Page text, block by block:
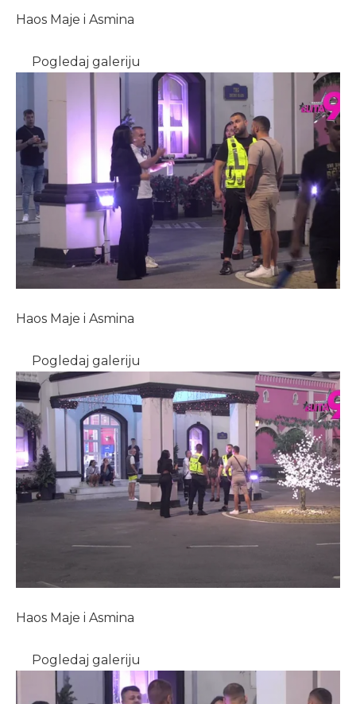
Haos Maje i Asmina
Pogledaj galeriju
Haos Maje i Asmina
Pogledaj galeriju
Haos Maje i Asmina
Pogledaj galeriju